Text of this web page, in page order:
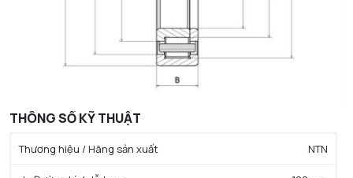
THÔNG SỐ KỸ THUẬT
Thương hiệu / Hãng sản xuất NTN